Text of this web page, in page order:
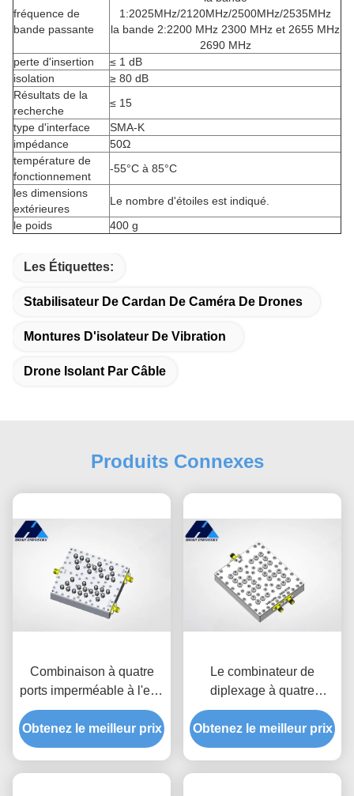
fréquence de
bande passante
1:2025MHz/2120MHz/2500MHz/2535MHz
la bande 2:2200 MHz 2300 MHz et 2655 MHz
2690 MHz
perte d'insertion
≤ 1 dB
isolation
≥ 80 dB
Résultats de la
recherche
≤ 15
type d'interface
SMA-K
impédance
50Ω
température de
fonctionnement
-55°C à 85°C
les dimensions
extérieures
Le nombre d'étoiles est indiqué.
le poids
400 g
Les Étiquettes:
Stabilisateur De Cardan De Caméra De Drones
Montures D'isolateur De Vibration
Drone Isolant Par Câble
Produits Connexes
Combinaison à quatre
ports imperméable à l'eau
7250-8460MHz
Quadruple Diplexer à
fréquence Combinaison
Obtenez le meilleur prix
Le combinateur de
diplexage à quatre
fréquences de 5850-6725
MHz JT-DUP4100/6287-
SMA
Obtenez le meilleur prix